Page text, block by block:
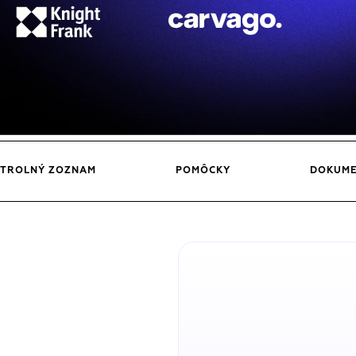
ZOZNAM POMÔCKY